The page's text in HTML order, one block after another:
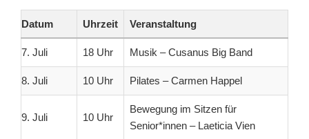
Datum Uhrzeit Veranstaltung
7. Juli 18 Uhr Musik – Cusanus Big Band
8. Juli 10 Uhr Pilates – Carmen Happel
9. Juli 10 Uhr
Bewegung im Sitzen für
Senior*innen – Laeticia Vien